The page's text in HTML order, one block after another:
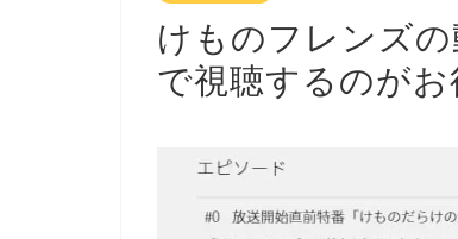
けものフレンズ
で視聴するのがお